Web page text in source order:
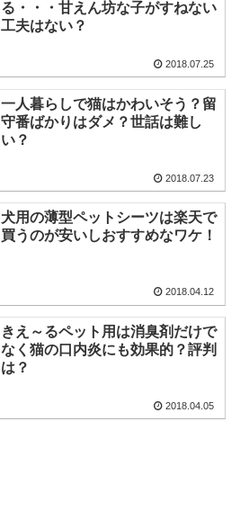
る・・・甘えん坊な子がすねない
工夫はない？
2018.07.25
一人暮らしで猫はかわいそう？留
守番ばかりはダメ？世話は難し
い？
2018.07.23
犬用の薄型ペットシーツは楽天で
買うのが安いしおすすめなワケ！
2018.04.12
きえ～るペット用は消臭剤だけで
なく猫の口内炎にも効果的？評判
は？
2018.04.05